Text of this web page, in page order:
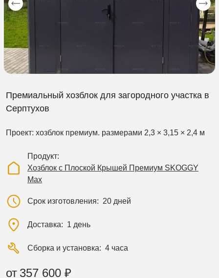
Премиальный хозблок для загородного участка в
Серптухов
Проект: хозблок премиум. размерами 2,3 × 3,15 × 2,4 м
Продукт
Хозблок с Плоской Крышей Премиум SKOGGY
Max
Срок изготовления 20 дней
Доставка 1 день
Сборка и установка 4 часа
от 357 600 ₽